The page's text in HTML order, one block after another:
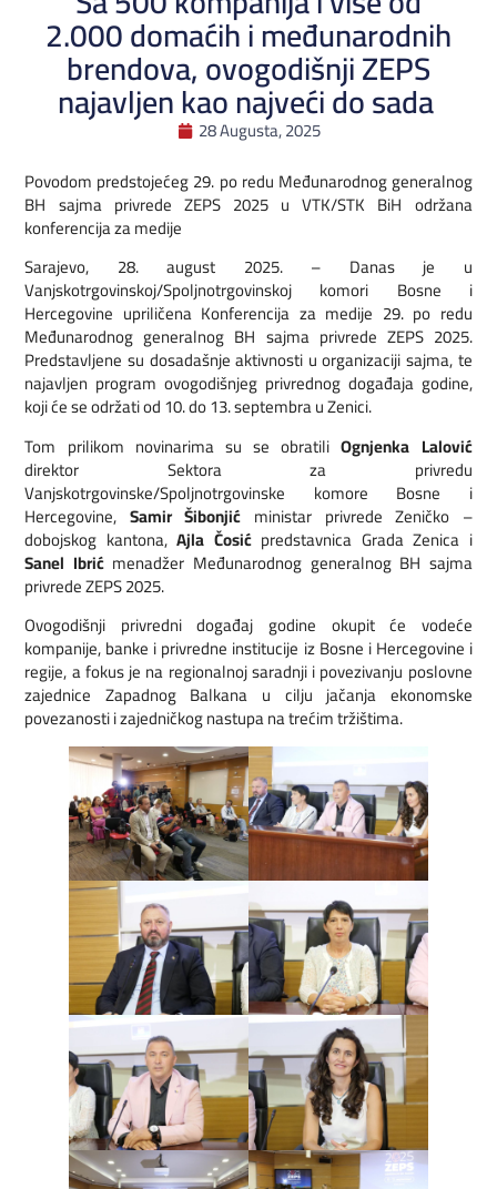
2.000 domaćih i međunarodnih
brendova, ovogodišnji ZEPS
najavljen kao najveći do sada
28 Augusta, 2025
Povodom predstojećeg 29. po redu Međunarodnog generalnog
BH sajma privrede ZEPS 2025 u VTK/STK BiH održana
konferencija za medije
Sarajevo, 28. august 2025. – Danas je u
Vanjskotrgovinskoj/Spoljnotrgovinskoj komori Bosne i
Hercegovine upriličena Konferencija za medije 29. po redu
Međunarodnog generalnog BH sajma privrede ZEPS 2025.
Predstavljene su dosadašnje aktivnosti u organizaciji sajma, te
najavljen program ovogodišnjeg privrednog događaja godine,
koji će se održati od 10. do 13. septembra u Zenici.
Tom prilikom novinarima su se obratiliOgnjenka Lalović
direktor Sektora za privredu
Vanjskotrgovinske/Spoljnotrgovinske komore Bosne i
Hercegovine, Samir Šibonjić ministar privrede Zeničko –
dobojskog kantona,Ajla Čosićpredstavnica Grada Zenica i
Sanel Ibrićmenadžer Međunarodnog generalnog BH sajma
privrede ZEPS 2025.
Ovogodišnji privredni događaj godine okupit će vodeće
kompanije, banke i privredne institucije iz Bosne i Hercegovine i
regije, a fokus je na regionalnoj saradnji i povezivanju poslovne
zajednice Zapadnog Balkana u cilju jačanja ekonomske
povezanosti i zajedničkog nastupa na trećim tržištima.